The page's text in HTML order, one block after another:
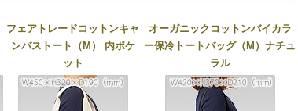
フェアトレードコットンキャ
ンバストート（M） 内ポケ
ット
オーガニックコットンバイカラ
ー保冷トートバッグ（M）ナチュ
ラル